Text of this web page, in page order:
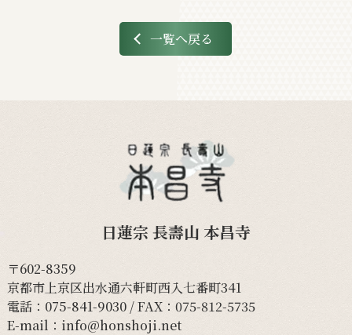
一覧へ戻る
日蓮宗 長壽山 本昌寺
〒602-8359
京都市上京区出水通六軒町西入七番町341
電話： 075-841-9030/ FAX：075-812-5735
E-mail： info@honshoji.net